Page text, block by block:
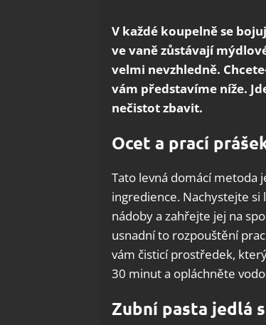
V každé koupelně se
ve vaně zůstávají
velmi nevzhledně.
vám představíme níže.
nečistot zbavit.
Ocet a prací
Tato levná domácí metoda
ingredience. Nachystejte si
nádoby a zahřejte jej na
usnadní to rozpouštění
vám čisticí prostředek,
30 minut a opláchněte
Zubní pasta jedlá